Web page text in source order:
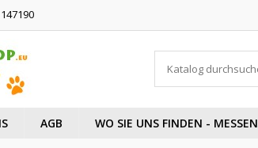
AGB WO SIE UNS FINDEN - MESSEN